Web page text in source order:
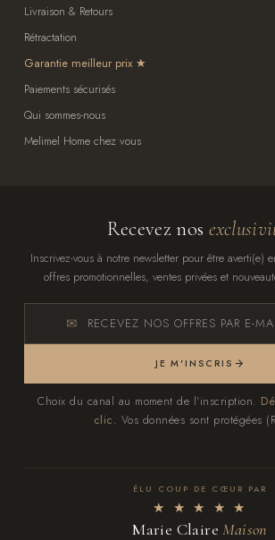
Livraison & Retours
Rétractation
Garantie meilleur prix
Paiements sécurisés
Qui sommes-nous
Melimel Home chez vous
Recevez nos
Inscrivez-vous à notre newsletter pour être averti(e)
offres promotionnelles, ventes privées et
RECEVEZ NOS OFFRES PAR E-
JE M'INSCRIS
Choix du canal au moment de l'inscription.
clic. Vos données sont protégées
ÉLU COUP DE CŒUR PAR
★ ★ ★ ★ ★
Marie ClaireMaison